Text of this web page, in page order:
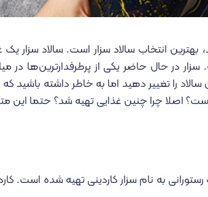
انتخاب سالاد سزار است. سالاد سزار
در حال حاضر یکی از پرطرفدارترین‌ها در
را تغییر دهید اما به خاطر داشته باشید
اصلا چرا چنین غذایی تهیه شد؟ حتما این متن
به نام سزار کاردینی تهیه شده است.